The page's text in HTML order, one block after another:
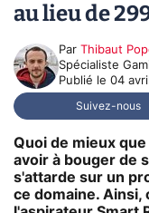
au lieu de
Par Thibaut
Spécialiste
Publié le 04
Suivez-nous
Quoi de mieux
avoir à bouger de
s'attarde sur un
ce domaine.